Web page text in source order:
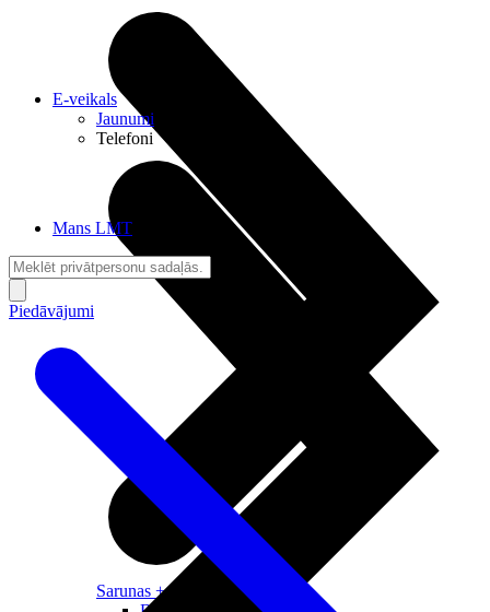
Sarunas + Internets
E-veikals
Jaunumi
Telefoni
Mans LMT
Piedāvājumi